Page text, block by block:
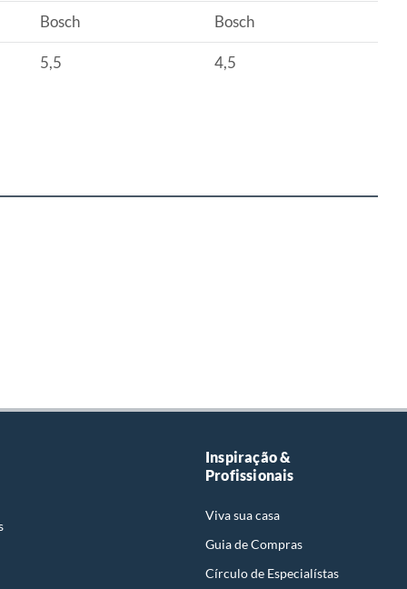
Bosch Bosch
5,5 4,5
Inspiração &
Profissionais
Viva sua casa
Guia de Compras
Círculo de Especialístas